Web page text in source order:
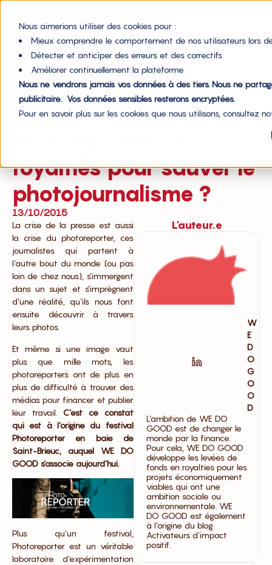
Nous aimerions utiliser des cookies pour :
Mieux comprendre le comportement de nos utilisateurs lors
Détecter et anticiper des erreurs et des correctifs
Améliorer continuellement la plateforme
Nous ne vendrons jamais vos données à des tiers. Nous ne
publicitaire. Vos données sensibles resterons encryptées.
Pour en savoir plus sur les cookies que nous utilisons, consultez
Financement,Impact
royalties pour sauver le
photojournalisme ?
13/10/2015
La crise de la presse est aussi
la crise du photoreporter, ces
journalistes qui partent à
l’autre bout du monde (ou pas
loin de chez nous), s’immergent
dans un sujet et s’imprègnent
d’une réalité, qu’ils nous font
ensuite découvrir à travers
leurs photos.
Et même si une image vaut
plus que mille mots, les
photoreporters ont de plus en
plus de difficulté à trouver des
médias pour financer et publier
leur travail.
C’est ce constat
qui est à l’origine du festival
Photoreporter en baie de
Saint-Brieuc, auquel WE DO
GOOD s’associe aujourd’hui.
Plus qu’un festival,
Photoreporter est un véritable
laboratoire d’expérimentation
L'auteur.e
W
E
D
O
G
O
O
D
L’ambition de WE DO
GOOD est de changer le
monde par la finance.
Pour cela, WE DO GOOD
développe les levées de
fonds en royalties pour les
projets économiquement
viables qui ont une
ambition sociale ou
environnementale. WE
DO GOOD est également
à l’origine du blog
Activateurs d’impact
positif.